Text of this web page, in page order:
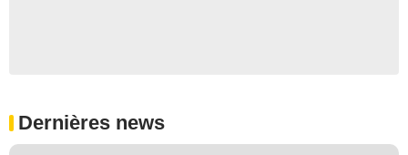
Dernières news